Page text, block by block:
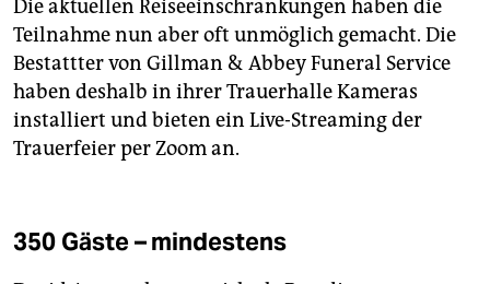
Die aktuellen Reiseeinschränkungen haben die
Teilnahme nun aber oft unmöglich gemacht. Die
Bestattter von Gillman & Abbey Funeral Service
haben deshalb in ihrer Trauerhalle Kameras
installiert und bieten ein Live-Streaming der
Trauerfeier per Zoom an.
350 Gäste – mindestens